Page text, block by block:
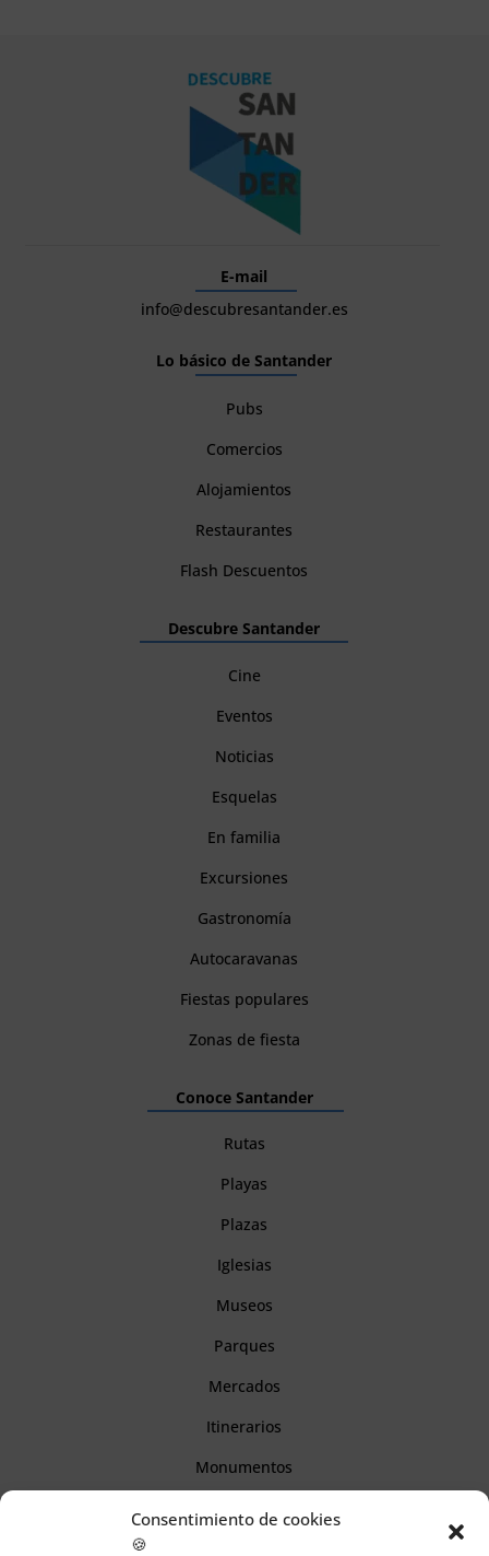
Consentimiento de cookies
🍪
E-mail
info@descubresantander.es
Lo básico de Santander
Pubs
Comercios
Alojamientos
Restaurantes
Flash Descuentos
Descubre Santander
Cine
Eventos
Noticias
Esquelas
En familia
Excursiones
Gastronomía
Autocaravanas
Fiestas populares
Zonas de fiesta
Conoce Santander
Rutas
Playas
Plazas
Iglesias
Museos
Parques
Mercados
Itinerarios
Monumentos